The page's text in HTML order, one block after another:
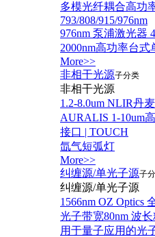
多模光纤耦合高功
793/808/915/976nm
976nm 泵浦激光器
2000nm高功率台
More>>
非相干光源子分类
非相干光源
1.2-8.0um NLIR丹
AURALIS 1-10um
接口 | TOUCH
氙气短弧灯
More>>
纠缠源/单光子源子
纠缠源/单光子源
1566nm OZ Optics
光子带宽80nm 波
用于量子应用的光